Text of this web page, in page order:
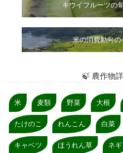
キウイフルーツの
米の消費動向の
🍃 農作物
米 麦類 野菜 大根
たけのこ れんこん 白菜
キャベツ ほうれん草 ネギ